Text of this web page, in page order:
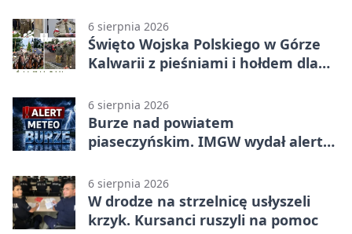
6 sierpnia 2026
Święto Wojska Polskiego w Górze
Kalwarii z pieśniami i hołdem dla
6 sierpnia 2026
Burze nad powiatem
piaseczyńskim. IMGW wydał alert
6 sierpnia 2026
W drodze na strzelnicę usłyszeli
krzyk. Kursanci ruszyli na pomoc